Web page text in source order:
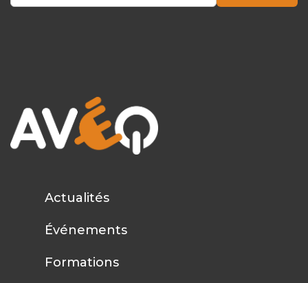
Actualités
Événements
Formations